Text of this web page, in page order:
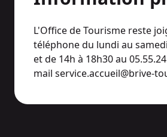
L'Office de Tourisme reste
téléphone du lundi au
et de 14h à 18h30 au
mail service.accueil@brive-